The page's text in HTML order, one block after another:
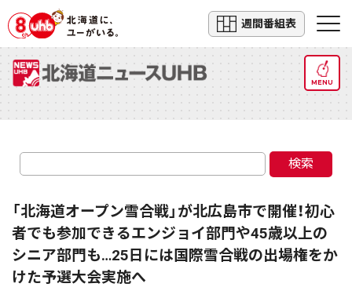
週間番組表
MENU
検索
「北海道オープン雪合戦」が北広島市で開催！初心
者でも参加できるエンジョイ部門や45歳以上の
シニア部門も…25日には国際雪合戦の出場権をか
けた予選大会実施へ